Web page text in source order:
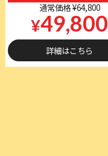
通常価格 ¥64,800
¥49,800
詳細はこちら